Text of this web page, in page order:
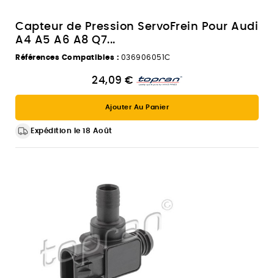
Capteur de Pression ServoFrein Pour Audi
A4 A5 A6 A8 Q7...
Références Compatibles : 036906051C
24,09 €
Ajouter Au Panier
Expédition le 18 Août